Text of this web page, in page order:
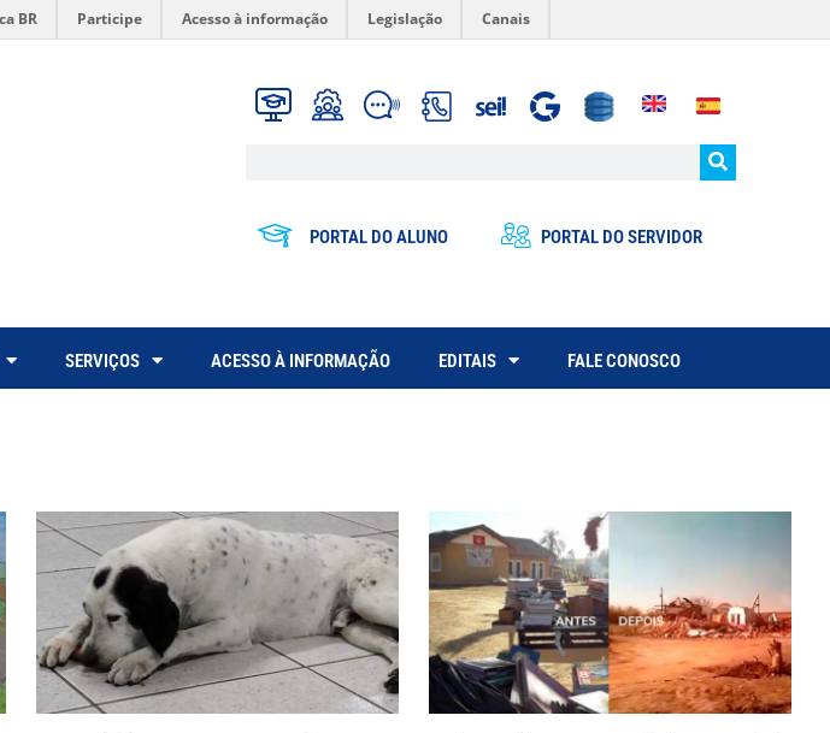
BR Participe Acesso à informação Legislação Canais
PORTAL DO ALUNO PORTAL DO SERVIDOR
SERVIÇOS ACESSO À INFORMAÇÃO EDITAIS FALE CONOSCO